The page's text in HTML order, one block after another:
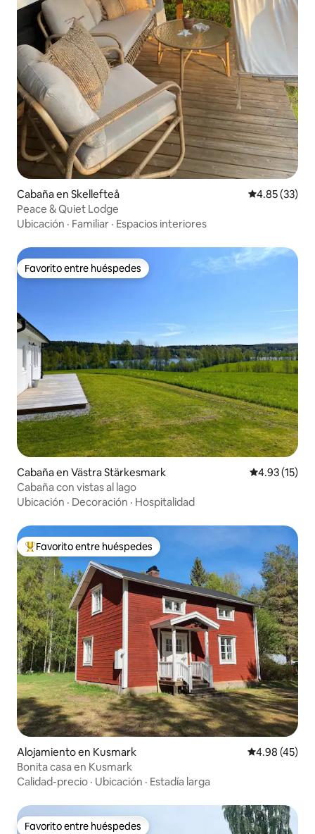
Cabaña en Skellefteå Calificación
4.85 (33)
Peace & Quiet Lodge
Ubicación · Familiar · Espacios interiores
Favorito entre huéspedes
Favorito entre huéspedes
Cabaña en Västra Stärkesmark Calificación
4.93 (15)
Cabaña con vistas al lago
Ubicación · Decoración · Hospitalidad
Favorito entre huéspedes preferido
Favorito entre huéspedes
Alojamiento en Kusmark Calificación
4.98 (45)
Bonita casa en Kusmark
Calidad-precio · Ubicación · Estadía larga
Favorito entre huéspedes